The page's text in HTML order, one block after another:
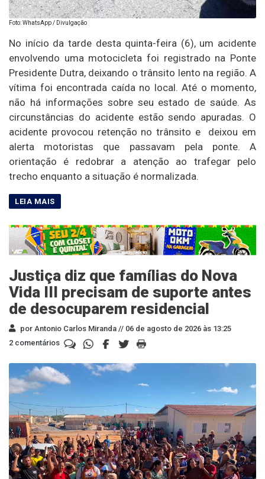
Foto: WhatsApp / Divulgação
No início da tarde desta quinta-feira (6), um acidente
envolvendo uma motocicleta foi registrado na Ponte
Presidente Dutra, deixando o trânsito lento na região. A
vítima foi encontrada caída no local. Até o momento,
não há informações sobre seu estado de saúde. As
circunstâncias do acidente estão sendo apuradas. O
acidente provocou retenção no trânsito e deixou em
alerta motoristas que passavam pela ponte. A
orientação é redobrar a atenção ao trafegar pelo
trecho enquanto a situação é normalizada.
Justiça diz que famílias do Nova
Vida III precisam de suporte antes
de desocuparem residencial
por Antonio Carlos Miranda // 06 de agosto de 2026 às 13:25
2 comentários